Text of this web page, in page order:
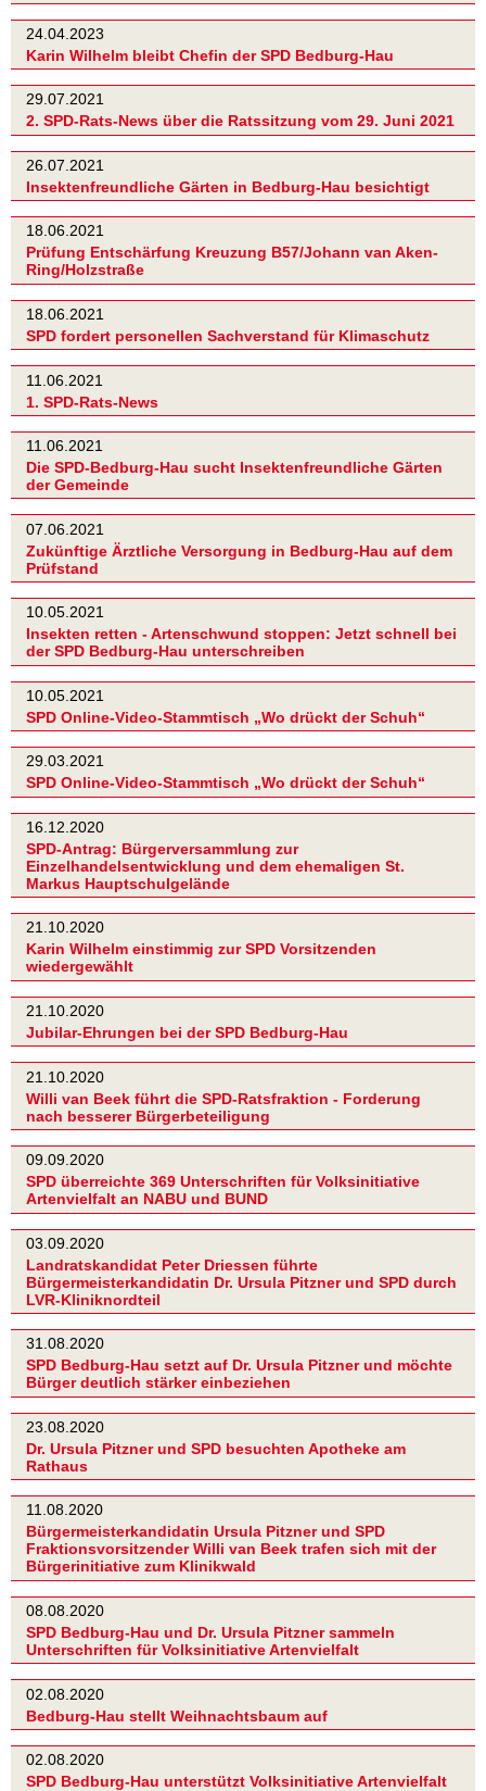
24.04.2023
Karin Wilhelm bleibt Chefin der SPD Bedburg-Hau
29.07.2021
2. SPD-Rats-News über die Ratssitzung vom 29. Juni 2021
26.07.2021
Insektenfreundliche Gärten in Bedburg-Hau besichtigt
18.06.2021
Prüfung Entschärfung Kreuzung B57/Johann van Aken-
Ring/Holzstraße
18.06.2021
SPD fordert personellen Sachverstand für Klimaschutz
11.06.2021
1. SPD-Rats-News
11.06.2021
Die SPD-Bedburg-Hau sucht Insektenfreundliche Gärten
der Gemeinde
07.06.2021
Zukünftige Ärztliche Versorgung in Bedburg-Hau auf dem
Prüfstand
10.05.2021
Insekten retten - Artenschwund stoppen: Jetzt schnell bei
der SPD Bedburg-Hau unterschreiben
10.05.2021
SPD Online-Video-Stammtisch „Wo drückt der Schuh“
29.03.2021
SPD Online-Video-Stammtisch „Wo drückt der Schuh“
16.12.2020
SPD-Antrag: Bürgerversammlung zur
Einzelhandelsentwicklung und dem ehemaligen St.
Markus Hauptschulgelände
21.10.2020
Karin Wilhelm einstimmig zur SPD Vorsitzenden
wiedergewählt
21.10.2020
Jubilar-Ehrungen bei der SPD Bedburg-Hau
21.10.2020
Willi van Beek führt die SPD-Ratsfraktion - Forderung
nach besserer Bürgerbeteiligung
09.09.2020
SPD überreichte 369 Unterschriften für Volksinitiative
Artenvielfalt an NABU und BUND
03.09.2020
Landratskandidat Peter Driessen führte
Bürgermeisterkandidatin Dr. Ursula Pitzner und SPD durch
LVR-Kliniknordteil
31.08.2020
SPD Bedburg-Hau setzt auf Dr. Ursula Pitzner und möchte
Bürger deutlich stärker einbeziehen
23.08.2020
Dr. Ursula Pitzner und SPD besuchten Apotheke am
Rathaus
11.08.2020
Bürgermeisterkandidatin Ursula Pitzner und SPD
Fraktionsvorsitzender Willi van Beek trafen sich mit der
Bürgerinitiative zum Klinikwald
08.08.2020
SPD Bedburg-Hau und Dr. Ursula Pitzner sammeln
Unterschriften für Volksinitiative Artenvielfalt
02.08.2020
Bedburg-Hau stellt Weihnachtsbaum auf
02.08.2020
SPD Bedburg-Hau unterstützt Volksinitiative Artenvielfalt